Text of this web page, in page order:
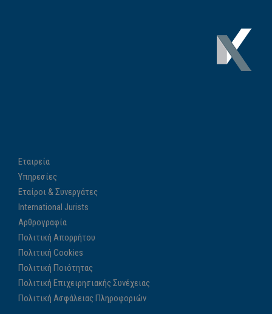
Εταιρεία
Υπηρεσίες
Εταίροι & Συνεργάτες
International Jurists
Αρθρογραφία
Πολιτική Απορρήτου
Πολιτική Cookies
Πολιτική Ποιότητας
Πολιτική Επιχειρησιακής Συνέχειας
Πολιτική Ασφάλειας Πληροφοριών